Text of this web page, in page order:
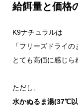
給餌量と価格
K9ナチュラルは
「フリーズドライ
とても高価に感じら
ただし、
水かぬるま湯(37℃